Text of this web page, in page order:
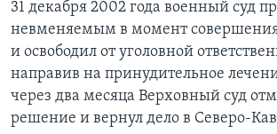
31 декабря 2002 года военный суд
невменяемым в момент
и освободил от уголовной
направив на принудительное
через два месяца Верховный суд
решение и вернул дело в Северо-